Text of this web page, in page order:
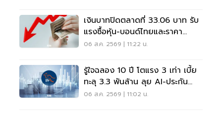
เงินบาทปิดตลาดที่ 33.06 บาท รับ
แรงซื้อหุ้น-บอนด์ไทยและราคา
ทองคำพุ่ง
06 ส.ค. 2569 | 11:22 น.
รู้ใจฉลอง 10 ปี โตแรง 3 เท่า เบี้ย
ทะลุ 3.3 พันล้าน ลุย AI-ประกัน
สุขภาพ
06 ส.ค. 2569 | 11:02 น.